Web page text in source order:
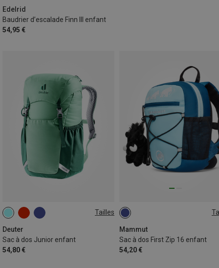
Edelrid
Baudrier d’escalade Finn III enfant
54,95 €
Tailles
Deuter
Sac à dos Junior enfant
54,80 €
18L
Mammut
Sac à dos First Zip 16 enfant
54,20 €
16L